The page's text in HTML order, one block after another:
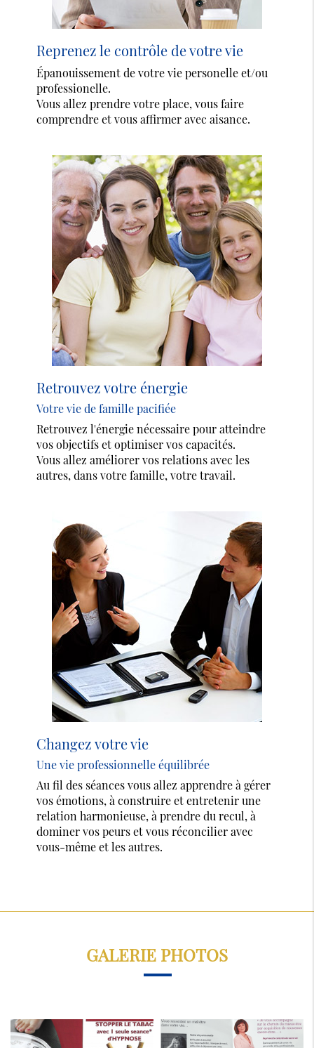
Reprenez le contrôle de votre vie
Épanouissement de votre vie personelle et/ou
professionelle.
Vous allez prendre votre place, vous faire
comprendre et vous affirmer avec aisance.
Retrouvez votre énergie
Votre vie de famille pacifiée
Retrouvez l'énergie nécessaire pour atteindre
vos objectifs et optimiser vos capacités.
Vous allez améliorer vos relations avec les
autres, dans votre famille, votre travail.
Changez votre vie
Une vie professionnelle équilibrée
Au fil des séances vous allez apprendre à gérer
vos émotions, à construire et entretenir une
relation harmonieuse, à prendre du recul, à
dominer vos peurs et vous réconcilier avec
vous-même et les autres.
GALERIE PHOTOS